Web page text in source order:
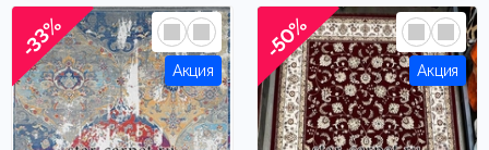
-33% -50%